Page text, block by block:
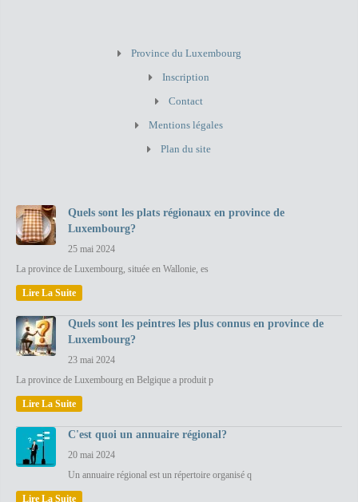
Province du Luxembourg
Inscription
Contact
Mentions légales
Plan du site
Quels sont les plats régionaux en province de
Luxembourg?
25 mai 2024
La province de Luxembourg, située en Wallonie, es
Lire La Suite
Quels sont les peintres les plus connus en province de
Luxembourg?
23 mai 2024
La province de Luxembourg en Belgique a produit p
Lire La Suite
C'est quoi un annuaire régional?
20 mai 2024
Un annuaire régional est un répertoire organisé q
Lire La Suite